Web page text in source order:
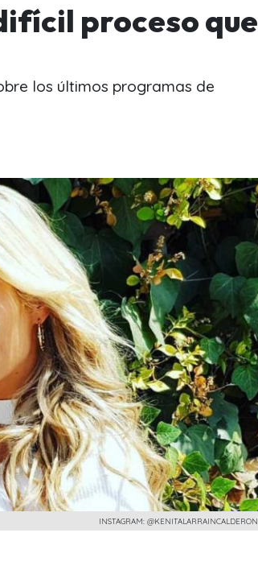
proceso que
los últimos programas de
INSTAGRAM: @KENITALARRAINCALDERON